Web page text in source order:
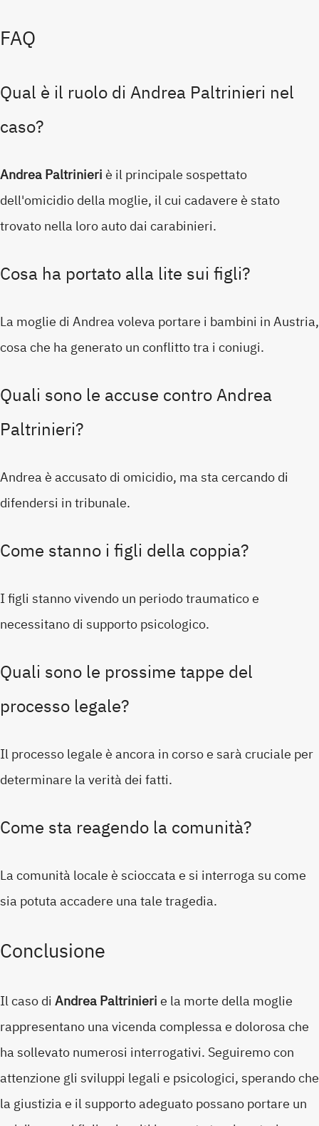
FAQ
Qual è il ruolo di Andrea Paltrinieri nel
caso?
Andrea Paltrinieriè il principale sospettato
dell'omicidio della moglie, il cui cadavere è stato
trovato nella loro auto dai carabinieri.
Cosa ha portato alla lite sui figli?
La moglie di Andrea voleva portare i bambini in Austria,
cosa che ha generato un conflitto tra i coniugi.
Quali sono le accuse contro Andrea
Paltrinieri?
Andrea è accusato di omicidio, ma sta cercando di
difendersi in tribunale.
Come stanno i figli della coppia?
I figli stanno vivendo un periodo traumatico e
necessitano di supporto psicologico.
Quali sono le prossime tappe del
processo legale?
Il processo legale è ancora in corso e sarà cruciale per
determinare la verità dei fatti.
Come sta reagendo la comunità?
La comunità locale è scioccata e si interroga su come
sia potuta accadere una tale tragedia.
Conclusione
Il caso di Andrea Paltrinierie la morte della moglie
rappresentano una vicenda complessa e dolorosa che
ha sollevato numerosi interrogativi. Seguiremo con
attenzione gli sviluppi legali e psicologici, sperando che
la giustizia e il supporto adeguato possano portare un